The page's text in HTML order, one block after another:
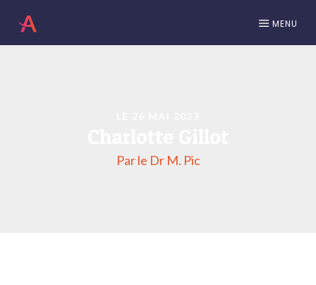
MENU
Par le Dr M. Pic